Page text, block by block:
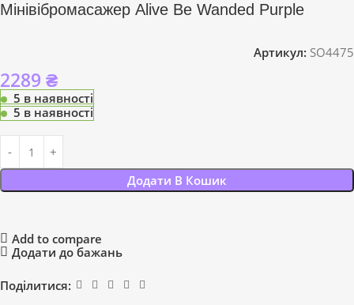
Мінівібромасажер Alive Be Wanded Purple
Артикул: SO4475
2289 ₴
5 в наявності
5 в наявності
Додати В Кошик
Add to compare
Додати до бажань
Поділитися: